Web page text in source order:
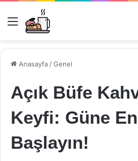
Menü
Anasayfa /Genel
Açık Büfe
Keyfi: Güne
Başlayın!